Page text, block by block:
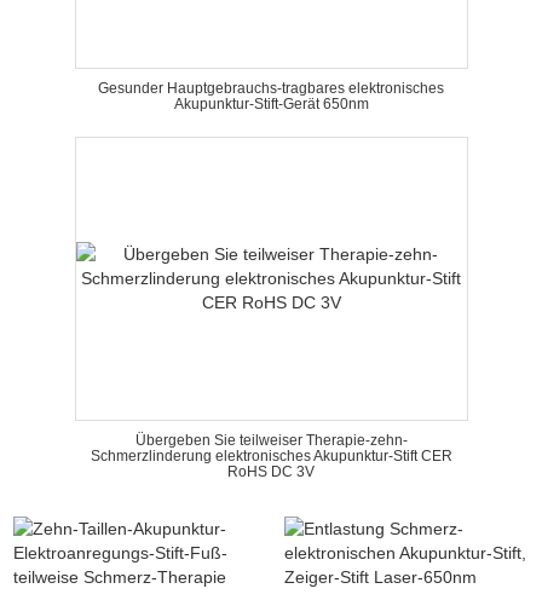
Gesunder Hauptgebrauchs-tragbares elektronisches
Akupunktur-Stift-Gerät 650nm
Übergeben Sie teilweiser Therapie-zehn-
Schmerzlinderung elektronisches Akupunktur-Stift CER
RoHS DC 3V